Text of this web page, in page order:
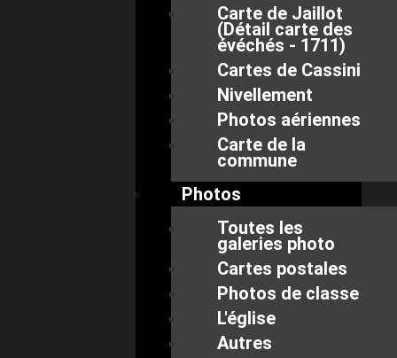
Carte de Jaillot
(Détail carte des
évéchés - 1711)
Cartes de Cassini
Nivellement
Photos aériennes
Carte de la
commune
Photos
Toutes les
galeries photo
Cartes postales
Photos de classe
L'église
Autres